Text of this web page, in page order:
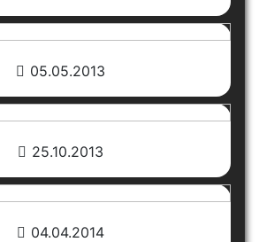
05.05.2013
25.10.2013
04.04.2014